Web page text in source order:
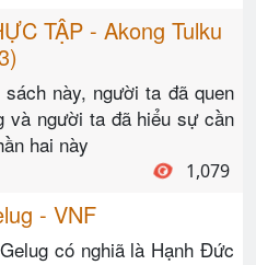
TẬP - Akong Tulku
này, người ta đã quen
và người ta đã hiểu sự cần
hai này
1,079
- VNF
có nghiã là Hạnh Đức